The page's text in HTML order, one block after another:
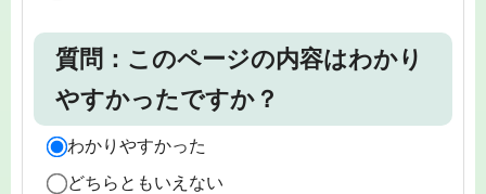
質問：このページの内容はわかり
やすかったですか？
わかりやすかった
どちらともいえない